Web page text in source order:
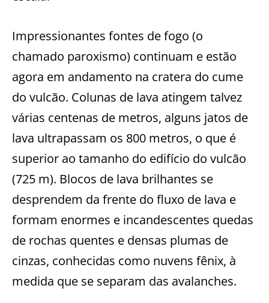
Impressionantes fontes de fogo (o
chamado paroxismo) continuam e estão
agora em andamento na cratera do cume
do vulcão. Colunas de lava atingem talvez
várias centenas de metros, alguns jatos de
lava ultrapassam os 800 metros, o que é
superior ao tamanho do edifício do vulcão
(725 m). Blocos de lava brilhantes se
desprendem da frente do fluxo de lava e
formam enormes e incandescentes quedas
de rochas quentes e densas plumas de
cinzas, conhecidas como nuvens fênix, à
medida que se separam das avalanches.